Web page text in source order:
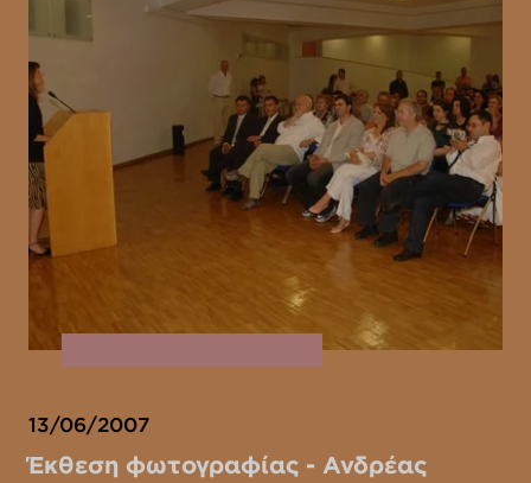
13/06/2007
Έκθεση φωτογραφίας - Ανδρέας